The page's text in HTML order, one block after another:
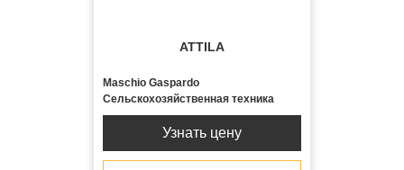
ATTILA
Maschio Gaspardo
Сельскохозяйственная техника
Узнать цену